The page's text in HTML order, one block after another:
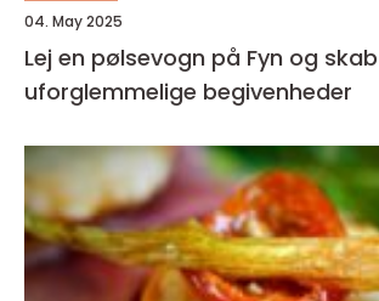
04. May 2025
Lej en pølsevogn på Fyn og skab
uforglemmelige begivenheder